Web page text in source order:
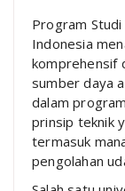
Program
Indonesia
komprehensif
sumber daya
dalam
prinsip teknik
termasuk
pengolahan